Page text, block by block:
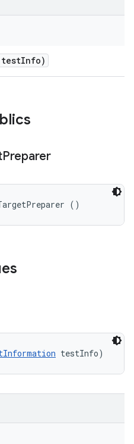
testInfo)
Preparer
()
testInfo)